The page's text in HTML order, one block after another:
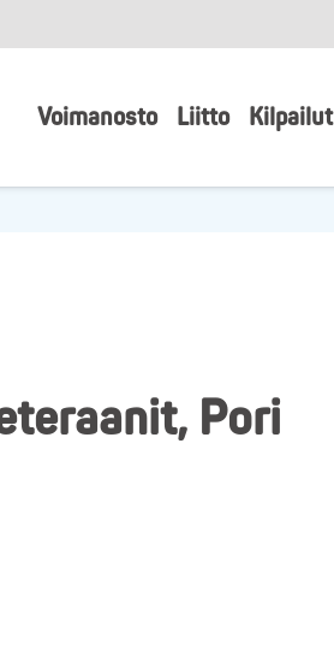
Voimanosto Liitto Kilpailut
Pori